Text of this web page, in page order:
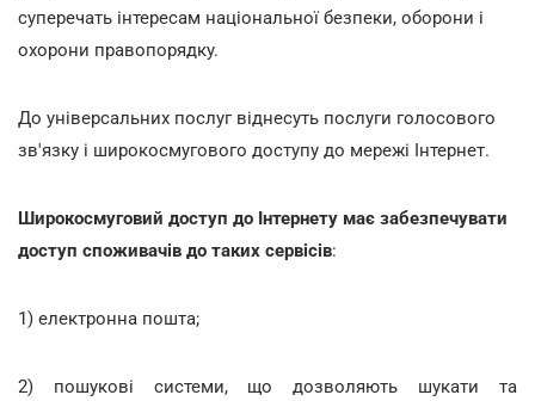
суперечать інтересам національної безпеки, оборони і
охорони правопорядку.
До універсальних послуг віднесуть послуги голосового
зв'язку і широкосмугового доступу до мережі Інтернет.
Широкосмуговий доступ до Інтернету має забезпечувати
доступ споживачів до таких сервісів:
1) електронна пошта;
2) пошукові системи, що дозволяють шукати та